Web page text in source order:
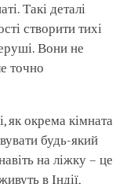
Такі деталі
створити тихі
Вони не
точно
як окрема кімната
будь-який
на ліжку – це
в Індії,